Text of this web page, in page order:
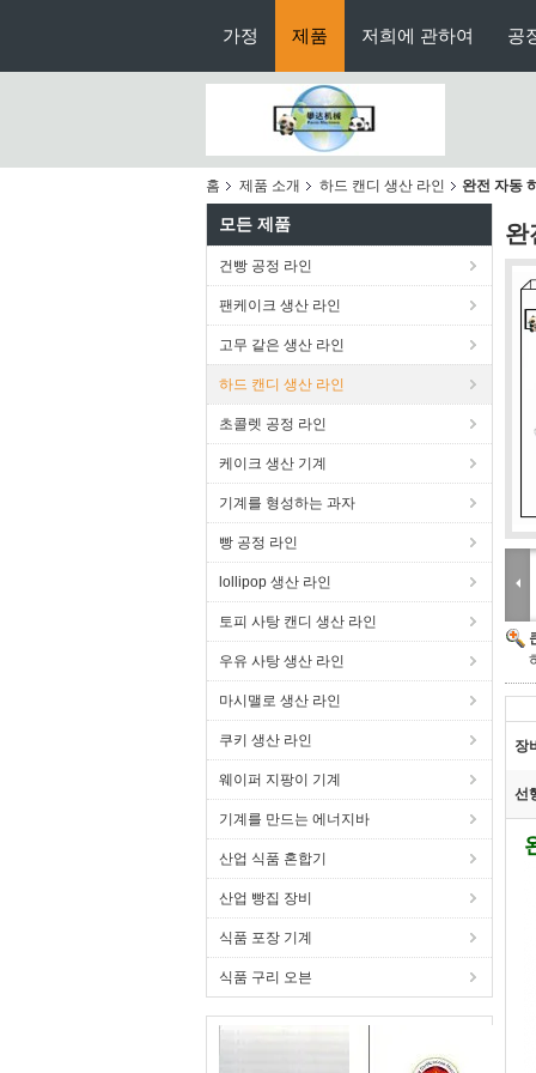
가정 제품 저희에 관하여 공
홈 제품 소개 하드 캔디 생산 라인 완전 자동
모든 제품
건빵 공정 라인
팬케이크 생산 라인
고무 같은 생산 라인
하드 캔디 생산 라인
초콜렛 공정 라인
케이크 생산 기계
기계를 형성하는 과자
빵 공정 라인
lollipop 생산 라인
토피 사탕 캔디 생산 라인
우유 사탕 생산 라인
마시맬로 생산 라인
쿠키 생산 라인
웨이퍼 지팡이 기계
기계를 만드는 에너지바
산업 식품 혼합기
산업 빵집 장비
식품 포장 기계
식품 구리 오븐
완
장
선